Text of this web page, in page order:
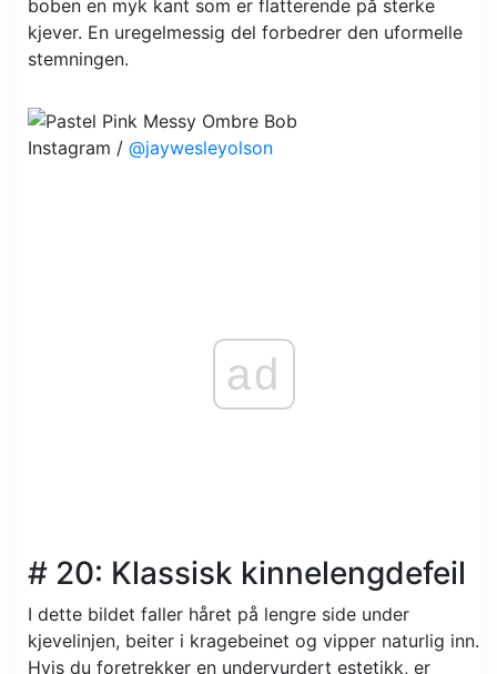
boben en myk kant som er flatterende på sterke
kjever. En uregelmessig del forbedrer den uformelle
stemningen.
Instagram / @jaywesleyolson
ad
# 20: Klassisk kinnelengdefeil
I dette bildet faller håret på lengre side under
kjevelinjen, beiter i kragebeinet og vipper naturlig inn.
Hvis du foretrekker en undervurdert estetikk, er